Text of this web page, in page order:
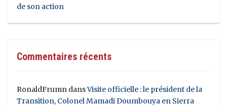
de son action
Commentaires récents
RonaldFrumn dansVisite officielle : le président de la
Transition, Colonel Mamadi Doumbouya en Sierra